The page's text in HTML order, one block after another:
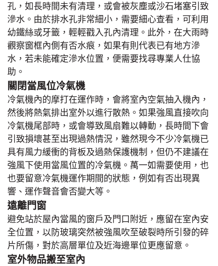
孔，如長時間未有清理，或會被灰塵或沙石堵塞引致
滲水。由於排水孔非常細小，需要細心查看，可利用
幼鐵絲或牙籤，輕輕戳入孔內清理。此外，在大雨時
觀察窗框內側有否水痕，如果有則代表已有地方滲
水，若未能確定滲水位置，便需要找尋專業人仕協
助。
關閉當風位冷氣機
冷氣機內的摩打在運作時，會將室內空氣抽入機內，
然後將熱氣排出室外以進行散熱。如果強風直接吹向
冷氣機尾部時，或會導致風扇難以轉動，長時間下會
引致損壞甚至出現過熱情況，雖然現今不少冷氣機已
具有風力緩衝的背板及過熱保護機制，但仍不建議在
強風下使用當風位置的冷氣機。萬一如需要使用，也
也要留意冷氣機運作期間的狀態，例如有否出現異
響、運作聲音會否變大等。
遠離門窗
避免站於屋內當風的窗戶及門口附近，應留在室內安
全位置，以防玻璃突然被強風吹至破裂時所引發的碎
片所傷，對於高層單位及近海邊單位更應留意。
室外物品搬至室內